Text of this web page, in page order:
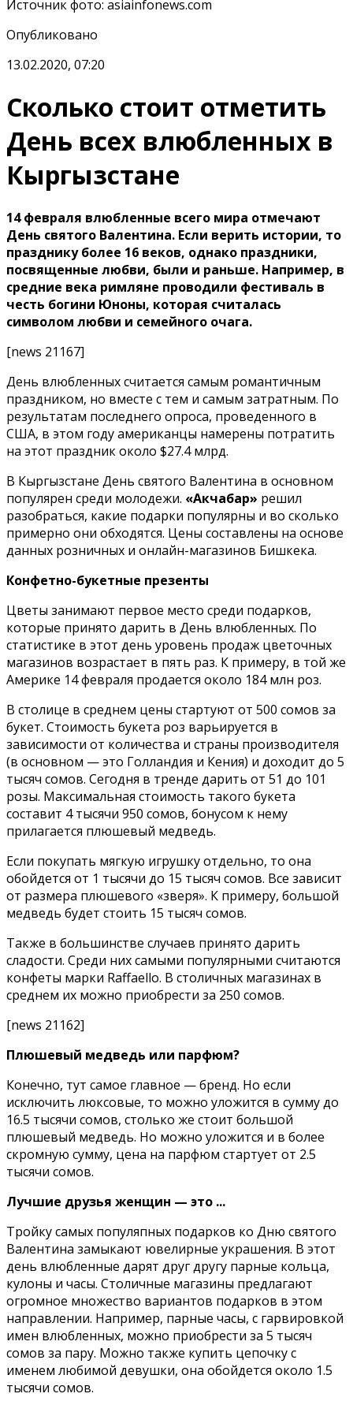
Источник фото: asiainfonews.com
Опубликовано
13.02.2020, 07:20
Сколько стоит отметить
День всех влюбленных в
Кыргызстане
14 февраля влюбленные всего мира отмечают
День святого Валентина. Если верить истории, то
празднику более 16 веков, однако праздники,
посвященные любви, были и раньше. Например, в
средние века римляне проводили фестиваль в
честь богини Юноны, которая считалась
символом любви и семейного очага.
[news 21167]
День влюбленных считается самым романтичным
праздником, но вместе с тем и самым затратным. По
результатам последнего опроса, проведенного в
США, в этом году американцы намерены потратить
на этот праздник около $27.4 млрд.
В Кыргызстане День святого Валентина в основном
популярен среди молодежи. «Акчабар» решил
разобраться, какие подарки популярны и во сколько
примерно они обходятся. Цены составлены на основе
данных розничных и онлайн-магазинов Бишкека.
Конфетно-букетные презенты
Цветы занимают первое место среди подарков,
которые принято дарить в День влюбленных. По
статистике в этот день уровень продаж цветочных
магазинов возрастает в пять раз. К примеру, в той же
Америке 14 февраля продается около 184 млн роз.
В столице в среднем цены стартуют от 500 сомов за
букет. Стоимость букета роз варьируется в
зависимости от количества и страны производителя
(в основном — это Голландия и Кения) и доходит до 5
тысяч сомов. Сегодня в тренде дарить от 51 до 101
розы. Максимальная стоимость такого букета
составит 4 тысячи 950 сомов, бонусом к нему
прилагается плюшевый медведь.
Если покупать мягкую игрушку отдельно, то она
обойдется от 1 тысячи до 15 тысяч сомов. Все зависит
от размера плюшевого «зверя». К примеру, большой
медведь будет стоить 15 тысяч сомов.
Также в большинстве случаев принято дарить
сладости. Среди них самыми популярными считаются
конфеты марки Raffaello. В столичных магазинах в
среднем их можно приобрести за 250 сомов.
[news 21162]
Плюшевый медведь или парфюм?
Конечно, тут самое главное — бренд. Но если
исключить люксовые, то можно уложится в сумму до
16.5 тысячи сомов, столько же стоит большой
плюшевый медведь. Но можно уложится и в более
скромную сумму, цена на парфюм стартует от 2.5
тысячи сомов.
Лучшие друзья женщин — это ...
Тройку самых популяпных подарков ко Дню святого
Валентина замыкают ювелирные украшения. В этот
день влюбленные дарят друг другу парные кольца,
кулоны и часы. Столичные магазины предлагают
огромное множество вариантов подарков в этом
направлении. Например, парные часы, с гарвировкой
имен влюбленных, можно приобрести за 5 тысяч
сомов за пару. Можно также купить цепочку с
именем любимой девушки, она обойдется около 1.5
тысячи сомов.